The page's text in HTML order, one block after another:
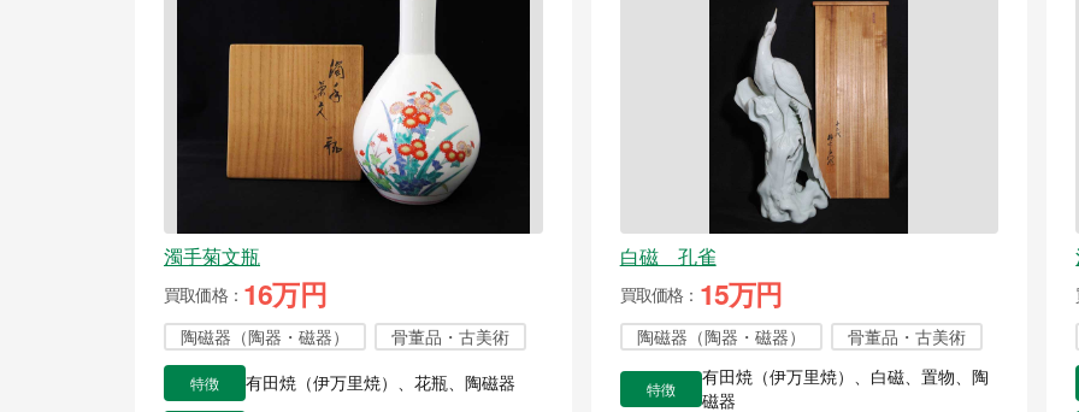
濁手菊文瓶
買取価格 16万円
陶磁器（陶器・磁器） 骨董品・古美術
特徴 有田焼（伊万里焼）、花瓶、陶磁器
白磁 孔雀
買取価格 15万円
陶磁器（陶器・磁器） 骨董品・古美術
特徴
有田焼（伊万里焼）、白磁、置物、陶
磁器